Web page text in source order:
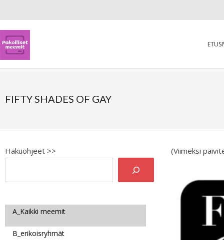
FIFTY SHADES OF GAY
(Viimeksi
Hakuohjeet >>
A_Kaikki meemit
B_erikoisryhmät